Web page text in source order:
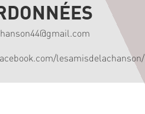
lesamisdelachanson/